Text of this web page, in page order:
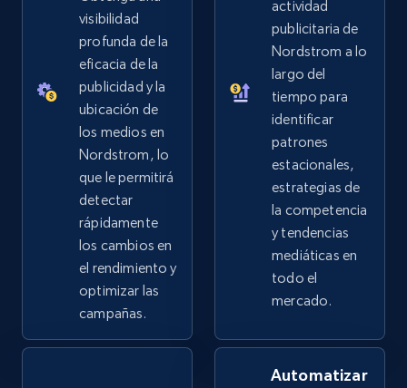
2.5K+ Comenzar ahora
Google Shopping
URL, Product id, Title, Product description,
Rating, Reviews count, Images, Variations, and
more.
Comenzar ahora
Google Shopping - collects products from
visibilidad
profunda de la
eficacia de la
publicidad y la
ubicación de
los medios en
Nordstrom, lo
que le permitirá
detectar
rápidamente
los cambios en
el rendimiento y
optimizar las
campañas.
actividad
publicitaria de
Nordstrom a lo
largo del
tiempo para
identificar
patrones
estacionales,
estrategias de
la competencia
y tendencias
mediáticas en
todo el
mercado.
Automatizar